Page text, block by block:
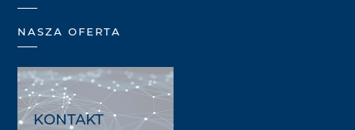
NASZA OFERTA
KONTAKT